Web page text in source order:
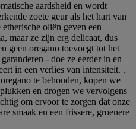
aardsheid en wordt
zoete geur als het hart van
oliën geven een
maar ze zijn erg delicaat, dus
geen oregano toevoegt tot het
- doe ze eerder in en
in een verlies van intensiteit. .
te behouden, kopen we
en drogen we vervolgens
om ervoor te zorgen dat onze
smaak en een frissere, groenere